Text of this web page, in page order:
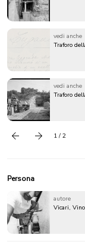
vedi anche
Traforo
vedi anche
Traforo
Precedentesuccessivo
1 / 2
Persona
autore
Vicari,